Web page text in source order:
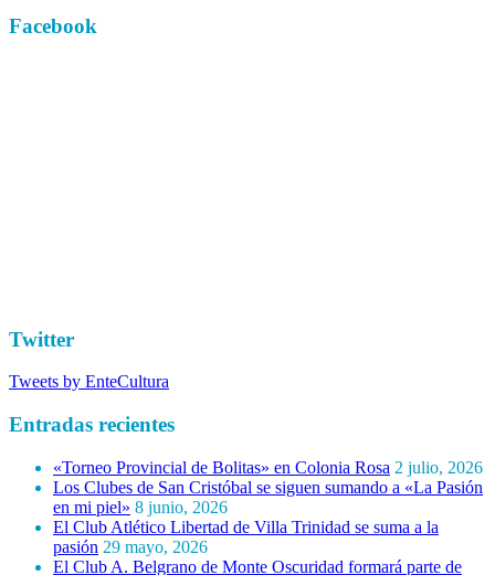
Facebook
Twitter
Tweets by EnteCultura
Entradas recientes
«Torneo Provincial de Bolitas» en Colonia Rosa 2 julio, 2026
Los Clubes de San Cristóbal se siguen sumando a «La Pasión
en mi piel» 8 junio, 2026
El Club Atlético Libertad de Villa Trinidad se suma a la
pasión 29 mayo, 2026
El Club A. Belgrano de Monte Oscuridad formará parte de